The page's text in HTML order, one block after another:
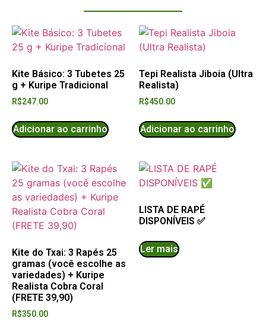
Panel
Kite Básico: 3 Tubetes 25
g + Kuripe Tradicional
R$247.00
Adicionar ao carrinho
Tepi Realista Jiboia (Ultra
Realista)
R$450.00
Adicionar ao carrinho
Kite do Txai: 3 Rapés 25
gramas (você escolhe as
variedades) + Kuripe
Realista Cobra Coral
(FRETE 39,90)
R$350.00
LISTA DE RAPÉ
DISPONÍVEIS ✅
Ler mais